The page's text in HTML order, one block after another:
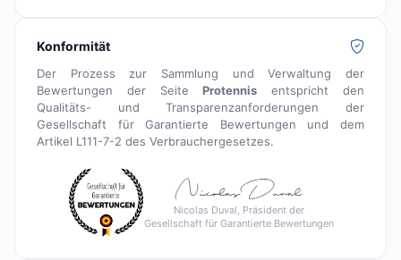
Konformität
Der Prozess zur Sammlung und Verwaltung der
Bewertungen der SeiteProtennis entspricht den
Qualitäts- und Transparenzanforderungen der
Gesellschaft für Garantierte Bewertungen und dem
Artikel L111-7-2 des Verbrauchergesetzes.
Nicolas Duval, Präsident der
Gesellschaft für Garantierte Bewertungen